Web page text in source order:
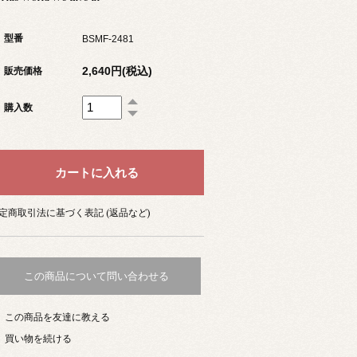
型番 BSMF-2481
販売価格 2,640円(税込)
購入数
商取引法に基づく表記 (返品など)
この商品について問い合わせる
この商品を友達に教える
買い物を続ける